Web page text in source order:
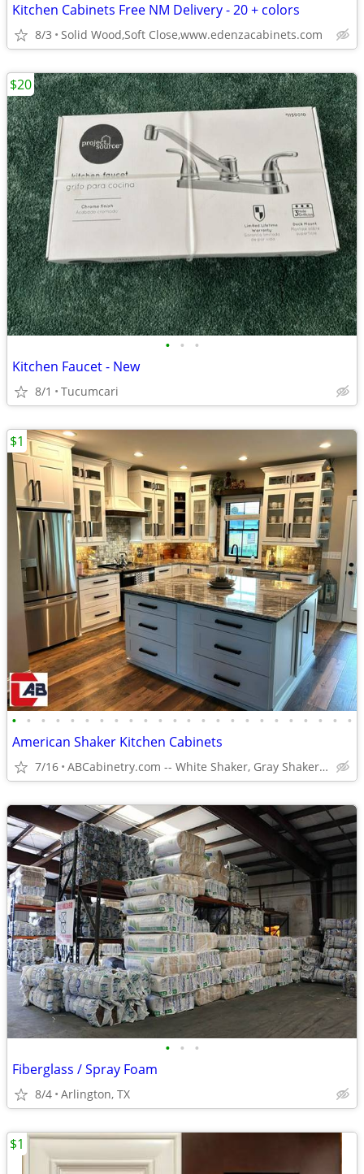
Kitchen Cabinets Free NM Delivery - 20 + colors
8/3 Solid Wood,Soft Close,www.edenzacabinets.com
• • •
Kitchen Faucet - New
8/1 Tucumcari
$20
• • • • • • • • • • • • • • • • • • • • • • • •
American Shaker Kitchen Cabinets
7/16 ABCabinetry.com -- White Shaker, Gray Shaker, Raised Panel
$1
• • •
Fiberglass / Spray Foam
8/4 Arlington, TX
$1